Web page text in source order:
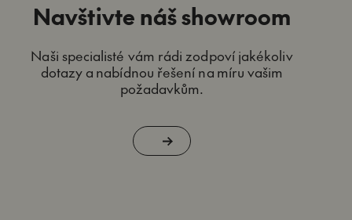
Navštivte náš showroom
Naši specialisté vám rádi zodpoví jakékoliv
dotazy a nabídnou řešení na míru vašim
požadavkům.